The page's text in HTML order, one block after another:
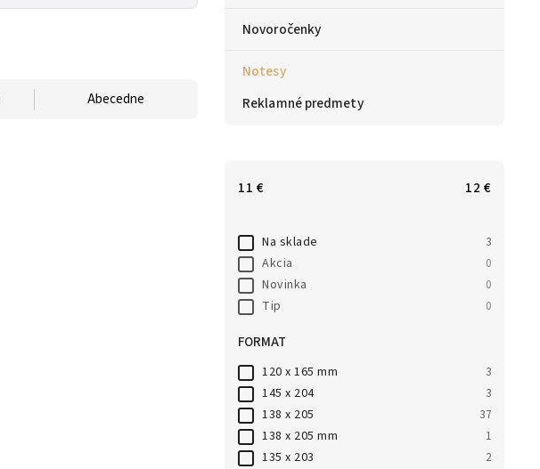
Novoročenky
Notesy
Reklamné predmety
11 € 12 €
Na sklade 3
Akcia 0
Novinka 0
Tip 0
FORMAT
120 x 165 mm 3
145 x 204 3
138 x 205 37
138 x 205 mm 1
135 x 203 2
Abecedne